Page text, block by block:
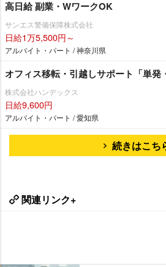
高日給 副業・WワークOK
サンエス警備保障株式会社
日給1万5,500円～
アルバイト・パート / 神奈川県
オフィス移転・引越しサポート「単発
株式会社ハンデックス
日給9,600円
アルバイト・パート / 愛知県
続きはこち
関連リンク+